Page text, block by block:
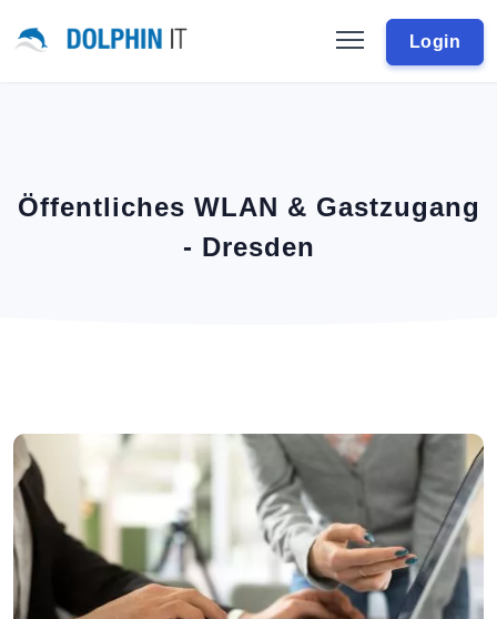
Login
Öffentliches WLAN & Gastzugang
- Dresden